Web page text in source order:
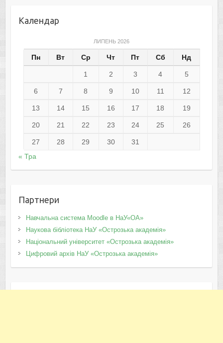
Календар
ЛИПЕНЬ 2026
Пн Вт Ср Чт Пт Сб Нд
1 2 3 4 5
6 7 8 9 10 11 12
13 14 15 16 17 18 19
20 21 22 23 24 25 26
27 28 29 30
31
« Тра
Партнери
Навчальна система Moodle в НаУ«ОА»
Наукова бібліотека НаУ «Острозька академія»
Національний університет «Острозька академія»
Цифровий архів НаУ «Острозька академія»